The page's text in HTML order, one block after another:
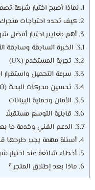
1. لماذا أصبح اختيار شركة
2. كيف تحدد احتياجات
3. أهم معايير اختيار أفضل
3.1. الخبرة السابقة وسابقة
3.2. تجربة المستخدم (UX)
3.3. سرعة التحميل واستقرار
3.4. تحسين محركات البحث (SEO)
3.5. الأمان وحماية البيانات
3.6. قابلية التوسع مستقبلًا
3.7. الدعم الفني وخدمة ما
4. أسئلة مهمة يجب طرحها
5. أخطاء شائعة عند اختيار
6. ماذا بعد إطلاق المتجر ؟